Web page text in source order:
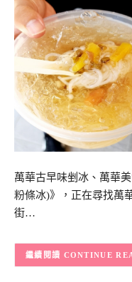
萬華古早味剉冰、萬華
粉條冰)》，正在尋找萬
街…
CONTINUE